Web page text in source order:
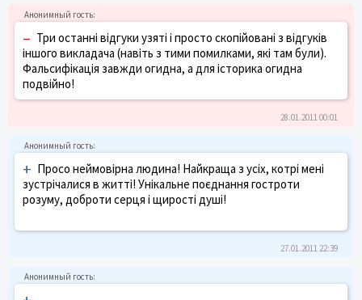
– Три останні відгуки узяті і просто скопійовані з відгуків
іншого викладача (навіть з тими помилками, які там були).
Фальсифікація завжди огидна, а для історика огидна
подвійно!
28.01.2011 00:01
+ Просо неймовірна людина! Найкраща з усіх, котрі мені
зустрічалися в житті! Унікальне поєднання гостроти
розуму, доброти серця і щирості душі!
27.01.2011 22:39